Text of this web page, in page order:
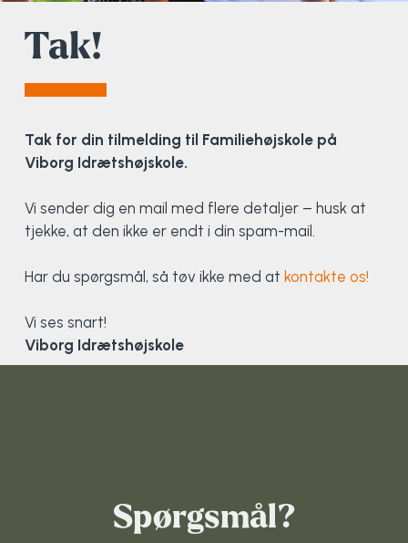
Tak!
Tak for din tilmelding til Familiehøjskole på
Viborg Idrætshøjskole.
Vi sender dig en mail med flere detaljer – husk at
tjekke, at den ikke er endt i din spam-mail.
Har du spørgsmål, så tøv ikke med at kontakte os!
Vi ses snart!
Viborg Idrætshøjskole
Spørgsmål?
Elevportræt
Brochure
Priser
Fitness
Fodbold
Friluftsliv
Golf
Hiphop
HYROX
Organisk værksted
Sportsmassør
Strik og Hækling
Ølbrygning
Køn, krop og seksualitet
Politi-teori
Ro på
Træner- og lederakademi
Projektleder
Sportsmassør
Træner- og lederakademi
OCR i Spanien
Skitur til Norge
Surf i Marokko
Mille Sigsgaard Christensen
Peter Fuglsang
Thomas Skovgaard
Troels Rasmussen
Viborg Elitehold